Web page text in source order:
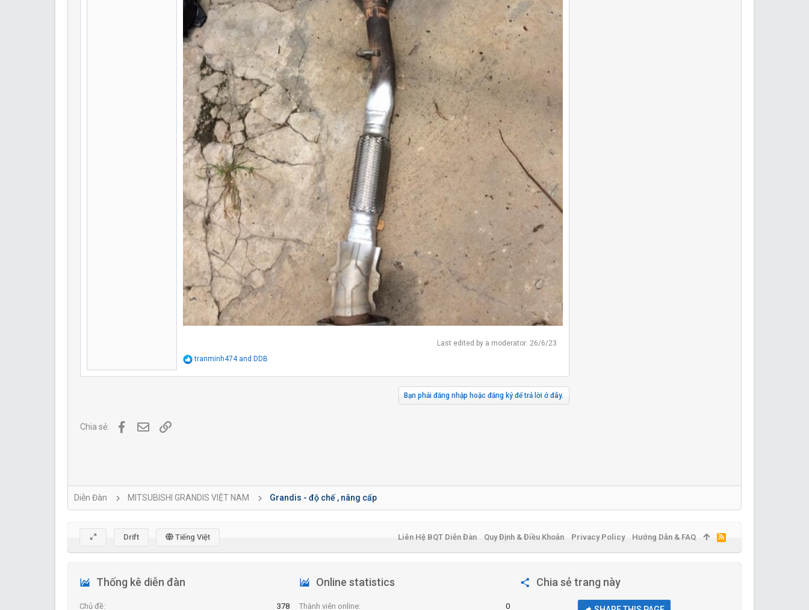
Last edited by a moderator: 26/6/23
R
a
tranminh474and DDB
Bạn phải đăng nhập hoặc đăng ký để trả lời ở đây.
Chia sẻ: FacebookĐịa chỉ Email
Link
Diễn Đàn MITSUBISHI GRANDIS VIỆT NAM Grandis - độ chế , nâng cấp
Thống kê diễn đàn
Chủ đề 378
Online statistics
Thành viên online 0
Chia sẻ trang này
Drift Tiếng Việt Liên Hệ BQT Diễn Đàn Quy Định & Điều Khoản Privacy Policy Hướng Dẫn & FAQ
R
S
S